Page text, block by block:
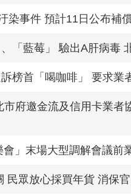
染事件 預計11日公布
、「藍莓」 驗出A肝病毒
榜首「喝咖啡」 要求業
市府邀金流及信用卡業
會」末場大型調解會議
民眾放心採買年貨 消保